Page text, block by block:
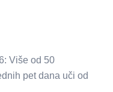
Više od 50
pet dana uči od